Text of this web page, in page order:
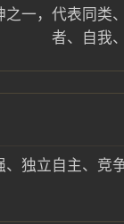
之一，代表同类
者、自我
、独立自主、竞